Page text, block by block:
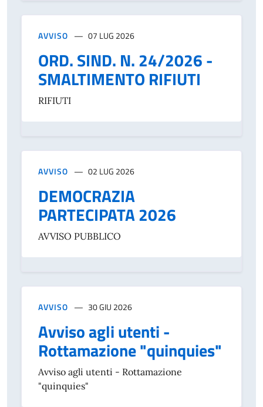
AVVISO 07 LUG 2026
ORD. SIND. N. 24/2026 -
SMALTIMENTO RIFIUTI
RIFIUTI
AVVISO 02 LUG 2026
DEMOCRAZIA
PARTECIPATA 2026
AVVISO PUBBLICO
AVVISO 30 GIU 2026
Avviso agli utenti -
Rottamazione "quinquies"
Avviso agli utenti - Rottamazione
"quinquies"